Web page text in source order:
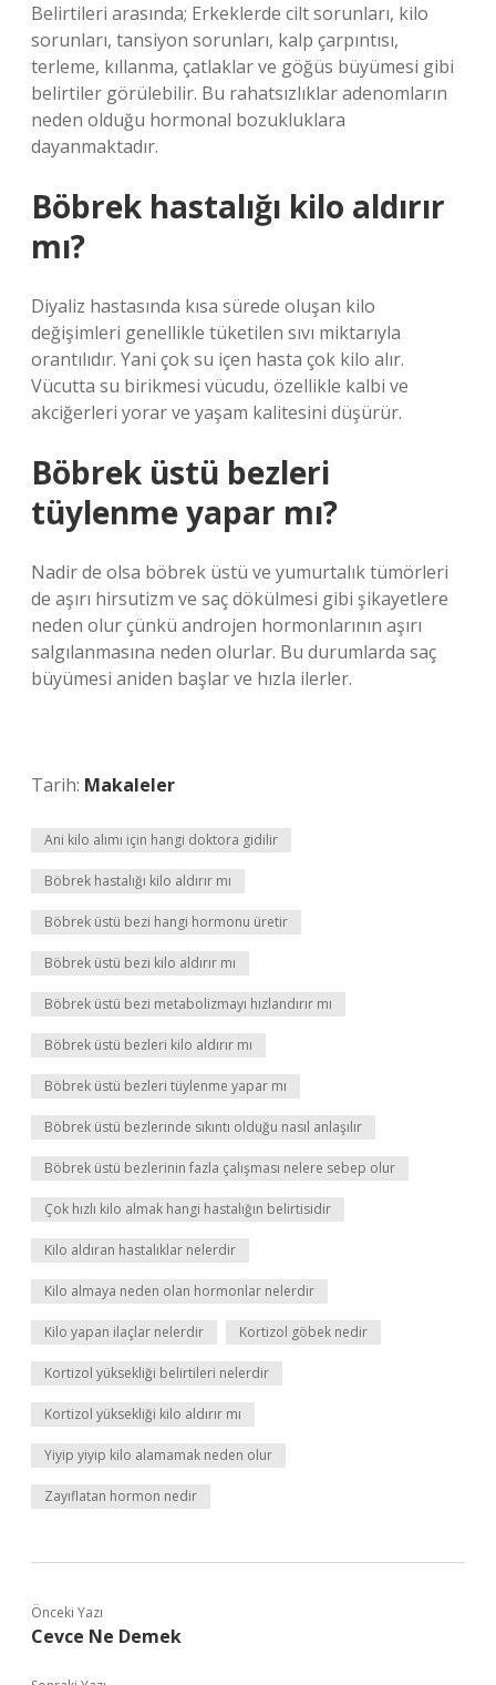
Belirtileri arasında; Erkeklerde cilt sorunları, kilo
sorunları, tansiyon sorunları, kalp çarpıntısı,
terleme, kıllanma, çatlaklar ve göğüs büyümesi gibi
belirtiler görülebilir. Bu rahatsızlıklar adenomların
neden olduğu hormonal bozukluklara
dayanmaktadır.
Böbrek hastalığı kilo aldırır
mı?
Diyaliz hastasında kısa sürede oluşan kilo
değişimleri genellikle tüketilen sıvı miktarıyla
orantılıdır. Yani çok su içen hasta çok kilo alır.
Vücutta su birikmesi vücudu, özellikle kalbi ve
akciğerleri yorar ve yaşam kalitesini düşürür.
Böbrek üstü bezleri
tüylenme yapar mı?
Nadir de olsa böbrek üstü ve yumurtalık tümörleri
de aşırı hirsutizm ve saç dökülmesi gibi şikayetlere
neden olur çünkü androjen hormonlarının aşırı
salgılanmasına neden olurlar. Bu durumlarda saç
büyümesi aniden başlar ve hızla ilerler.
Tarih: Makaleler
Ani kilo alımı için hangi doktora gidilir
Böbrek hastalığı kilo aldırır mı
Böbrek üstü bezi hangi hormonu üretir
Böbrek üstü bezi kilo aldırır mı
Böbrek üstü bezi metabolizmayı hızlandırır mı
Böbrek üstü bezleri kilo aldırır mı
Böbrek üstü bezleri tüylenme yapar mı
Böbrek üstü bezlerinde sıkıntı olduğu nasıl anlaşılır
Böbrek üstü bezlerinin fazla çalışması nelere sebep olur
Çok hızlı kilo almak hangi hastalığın belirtisidir
Kilo aldıran hastalıklar nelerdir
Kilo almaya neden olan hormonlar nelerdir
Kilo yapan ilaçlar nelerdir Kortizol göbek nedir
Kortizol yüksekliği belirtileri nelerdir
Kortizol yüksekliği kilo aldırır mı
Yiyip yiyip kilo alamamak neden olur
Zayıflatan hormon nedir
Önceki Yazı
Cevce Ne Demek